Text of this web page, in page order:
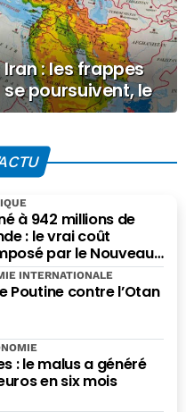
Iran : les frappes
se poursuivent, le
pétrole s’envole à
à 942 millions de
: le vrai coût
par le Nouveau-
Poutine contre l’Otan
INTERNATIONALE
: le malus a généré
en six mois